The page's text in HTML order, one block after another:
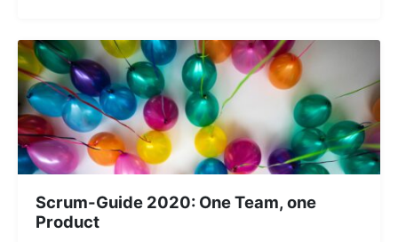
Scrum-Guide 2020: One Team, one
Product